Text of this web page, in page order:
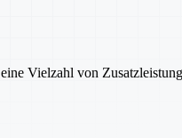
Vielzahl von